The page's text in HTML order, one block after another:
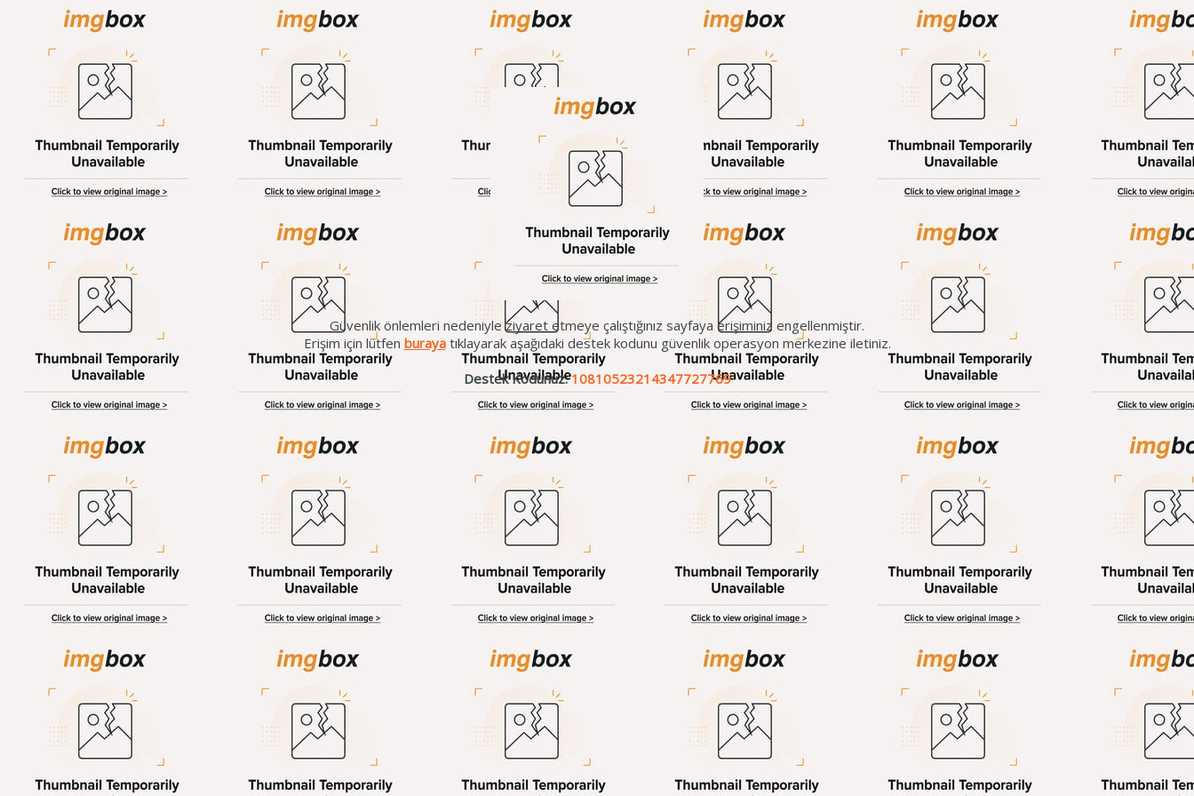
Güvenlik önlemleri nedeniyle ziyaret etmeye çalıştığınız sayfaya erişiminiz engellenmiştir.
Erişim için lütfen burayatıklayarak aşağıdaki destek kodunu güvenlik operasyon merkezine iletiniz.
Destek Kodunuz:10810523214347727769